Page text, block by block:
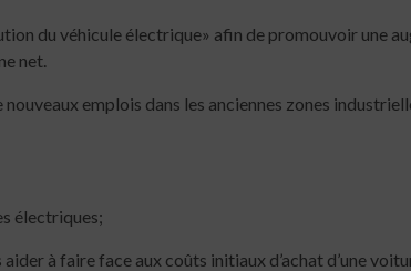
du véhicule électrique» afin de promouvoir une
net.
emplois dans les anciennes zones
électriques;
à faire face aux coûts initiaux d’achat d’une